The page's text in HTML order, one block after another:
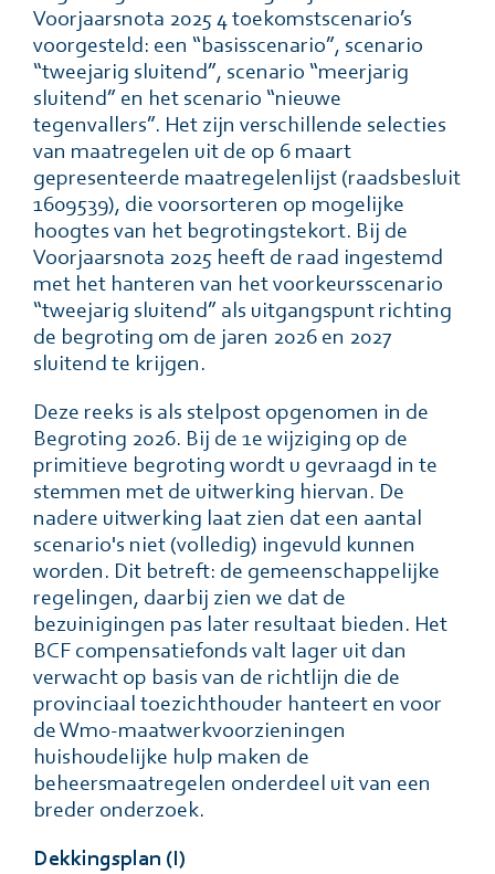
Voorjaarsnota 2025 4 toekomstscenario’s
voorgesteld: een “basisscenario”, scenario
“tweejarig sluitend”, scenario “meerjarig
sluitend” en het scenario “nieuwe
tegenvallers”. Het zijn verschillende selecties
van maatregelen uit de op 6 maart
gepresenteerde maatregelenlijst (raadsbesluit
1609539), die voorsorteren op mogelijke
hoogtes van het begrotingstekort. Bij de
Voorjaarsnota 2025 heeft de raad ingestemd
met het hanteren van het voorkeursscenario
“tweejarig sluitend” als uitgangspunt richting
de begroting om de jaren 2026 en 2027
sluitend te krijgen.
Deze reeks is als stelpost opgenomen in de
Begroting 2026. Bij de 1e wijziging op de
primitieve begroting wordt u gevraagd in te
stemmen met de uitwerking hiervan. De
nadere uitwerking laat zien dat een aantal
scenario's niet (volledig) ingevuld kunnen
worden. Dit betreft: de gemeenschappelijke
regelingen, daarbij zien we dat de
bezuinigingen pas later resultaat bieden. Het
BCF compensatiefonds valt lager uit dan
verwacht op basis van de richtlijn die de
provinciaal toezichthouder hanteert en voor
de Wmo-maatwerkvoorzieningen
huishoudelijke hulp maken de
beheersmaatregelen onderdeel uit van een
breder onderzoek.
Dekkingsplan (I)